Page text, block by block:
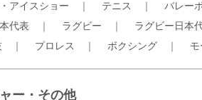
アイスショー ｜ テニス ｜ バレー
代表 ｜ ラグビー ｜ ラグビー日本
｜ プロレス ｜ ボクシング ｜
ー・その他